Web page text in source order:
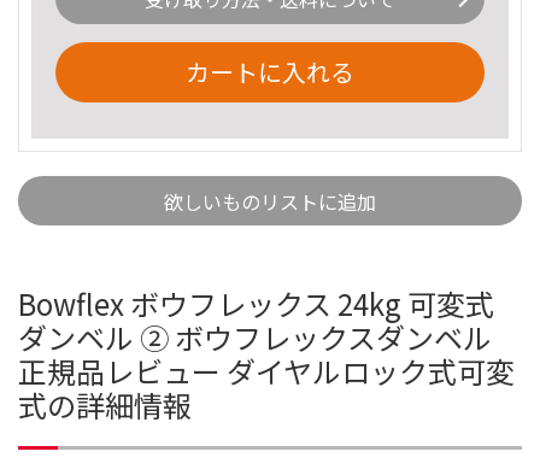
カートに入れる
欲しいものリストに追加
Bowflex ボウフレックス 24kg 可変式
ダンベル ② ボウフレックスダンベル
正規品レビュー ダイヤルロック式可変
式の詳細情報